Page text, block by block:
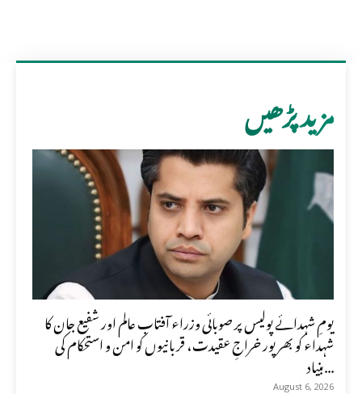
مزید پڑھیں
یومِ شہدائے پولیس پر صوبائی وزراء آفتاب عالم اور شفیع جان کا
شہداء کو بھرپور خراجِ عقیدت، قربانیوں کو امن و استحکام کی
بنیاد...
August 6, 2026